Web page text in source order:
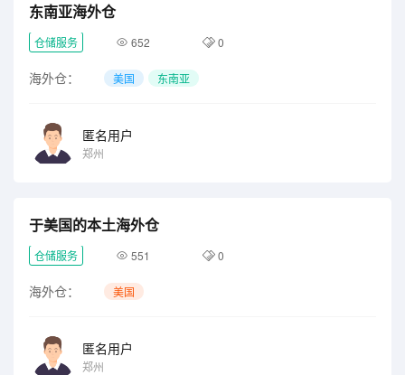
东南亚海外仓
仓储服务 652 0
海外仓： 美国 东南亚
匿名用户
郑州
于美国的本土海外仓
仓储服务 551 0
海外仓： 美国
匿名用户
郑州